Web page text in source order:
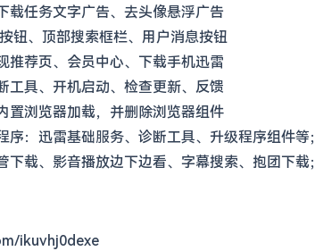
载任务文字广告、去头像悬浮广告
钮、顶部搜索框栏、用户消息按钮
推荐页、会员中心、下载手机迅雷
工具、开机启动、检查更新、反馈
置浏览器加载，并删除浏览器组件
序：迅雷基础服务、诊断工具、升级程序组件等；
载、影音播放边下边看、字幕搜索、抱团下载；
ikuvhj0dexe